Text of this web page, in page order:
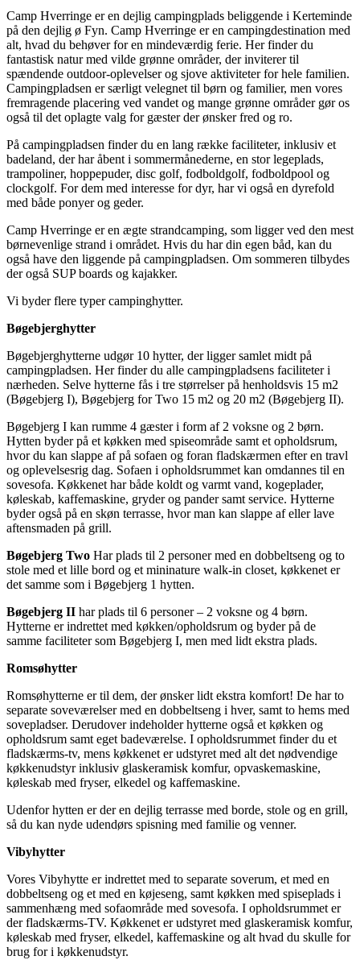
Camp Hverringe er en dejlig campingplads beliggende i Kerteminde
på den dejlig ø Fyn. Camp Hverringe er en campingdestination med
alt, hvad du behøver for en mindeværdig ferie. Her finder du
fantastisk natur med vilde grønne områder, der inviterer til
spændende outdoor-oplevelser og sjove aktiviteter for hele familien.
Campingpladsen er særligt velegnet til børn og familier, men vores
fremragende placering ved vandet og mange grønne områder gør os
også til det oplagte valg for gæster der ønsker fred og ro.
På campingpladsen finder du en lang række faciliteter, inklusiv et
badeland, der har åbent i sommermånederne, en stor legeplads,
trampoliner, hoppepuder, disc golf, fodboldgolf, fodboldpool og
clockgolf. For dem med interesse for dyr, har vi også en dyrefold
med både ponyer og geder.
Camp Hverringe er en ægte strandcamping, som ligger ved den mest
børnevenlige strand i området. Hvis du har din egen båd, kan du
også have den liggende på campingpladsen. Om sommeren tilbydes
der også SUP boards og kajakker.
Vi byder flere typer campinghytter.
Bøgebjerghytter
Bøgebjerghytterne udgør 10 hytter, der ligger samlet midt på
campingpladsen. Her finder du alle campingpladsens faciliteter i
nærheden. Selve hytterne fås i tre størrelser på henholdsvis 15 m2
(Bøgebjerg I), Bøgebjerg for Two 15 m2 og 20 m2 (Bøgebjerg II).
Bøgebjerg I kan rumme 4 gæster i form af 2 voksne og 2 børn.
Hytten byder på et køkken med spiseområde samt et opholdsrum,
hvor du kan slappe af på sofaen og foran fladskærmen efter en travl
og oplevelsesrig dag. Sofaen i opholdsrummet kan omdannes til en
sovesofa. Køkkenet har både koldt og varmt vand, kogeplader,
køleskab, kaffemaskine, gryder og pander samt service. Hytterne
byder også på en skøn terrasse, hvor man kan slappe af eller lave
aftensmaden på grill.
Bøgebjerg Two Har plads til 2 personer med en dobbeltseng og to
stole med et lille bord og et mininature walk-in closet, køkkenet er
det samme som i Bøgebjerg 1 hytten.
Bøgebjerg II har plads til 6 personer – 2 voksne og 4 børn.
Hytterne er indrettet med køkken/opholdsrum og byder på de
samme faciliteter som Bøgebjerg I, men med lidt ekstra plads.
Romsøhytter
Romsøhytterne er til dem, der ønsker lidt ekstra komfort! De har to
separate soveværelser med en dobbeltseng i hver, samt to hems med
sovepladser. Derudover indeholder hytterne også et køkken og
opholdsrum samt eget badeværelse. I opholdsrummet finder du et
fladskærms-tv, mens køkkenet er udstyret med alt det nødvendige
køkkenudstyr inklusiv glaskeramisk komfur, opvaskemaskine,
køleskab med fryser, elkedel og kaffemaskine.
Udenfor hytten er der en dejlig terrasse med borde, stole og en grill,
så du kan nyde udendørs spisning med familie og venner.
Vibyhytter
Vores Vibyhytte er indrettet med to separate soverum, et med en
dobbeltseng og et med en køjeseng, samt køkken med spiseplads i
sammenhæng med sofaområde med sovesofa. I opholdsrummet er
der fladskærms-TV. Køkkenet er udstyret med glaskeramisk komfur,
køleskab med fryser, elkedel, kaffemaskine og alt hvad du skulle for
brug for i køkkenudstyr.